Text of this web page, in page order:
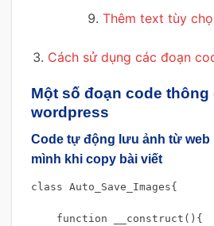
Thêm text tùy
Cách sử dụng các đoạn
Một số đoạn code
wordpress
Code tự động lưu ảnh từ web
mình khi copy bài viết
class Auto_Save_Images{
function